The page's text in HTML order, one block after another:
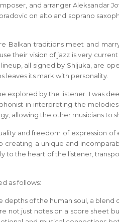
and arranger Aleksandar
on alto and soprano
Balkan traditions meet and
their vision of jazz is very
all signed by Shljuka, are
leaves its mark with personality.
explored by the listener. I was
in interpreting the
allowing the other musicians to
and freedom of expression of
a unique and
to the heart of the listener,
as follows:
depths of the human soul, a
not just notes on a score sheet